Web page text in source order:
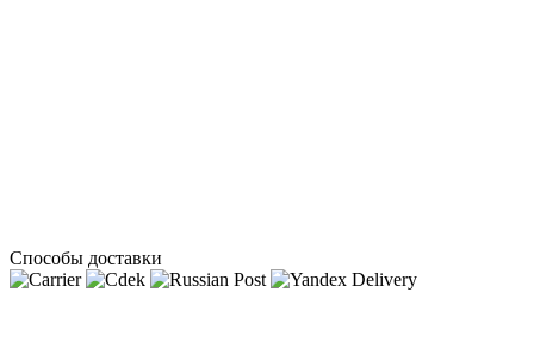
Способы доставки